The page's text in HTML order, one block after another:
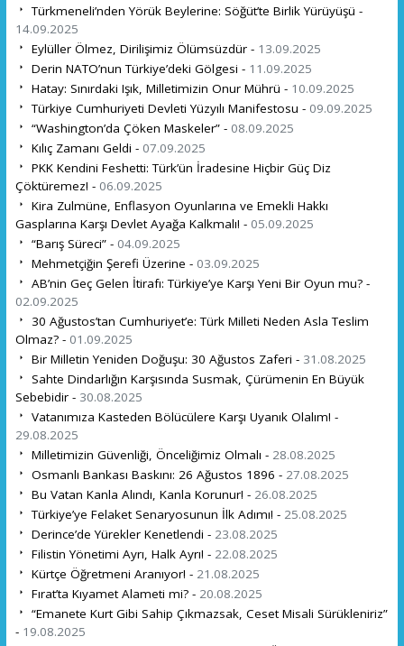
Türkmeneli’nden Yörük Beylerine: Söğüt’te Birlik Yürüyüşü -
14.09.2025
Eylüller Ölmez, Dirilişimiz Ölümsüzdür - 13.09.2025
Derin NATO’nun Türkiye’deki Gölgesi - 11.09.2025
Hatay: Sınırdaki Işık, Milletimizin Onur Mührü - 10.09.2025
Türkiye Cumhuriyeti Devleti Yüzyılı Manifestosu - 09.09.2025
“Washington’da Çöken Maskeler” - 08.09.2025
Kılıç Zamanı Geldi - 07.09.2025
PKK Kendini Feshetti: Türk’ün İradesine Hiçbir Güç Diz
Çöktüremez! - 06.09.2025
Kira Zulmüne, Enflasyon Oyunlarına ve Emekli Hakkı
Gasplarına Karşı Devlet Ayağa Kalkmalı! - 05.09.2025
“Barış Süreci” - 04.09.2025
Mehmetçiğin Şerefi Üzerine - 03.09.2025
AB’nin Geç Gelen İtirafı: Türkiye’ye Karşı Yeni Bir Oyun mu? -
02.09.2025
30 Ağustos’tan Cumhuriyet’e: Türk Milleti Neden Asla Teslim
Olmaz? - 01.09.2025
Bir Milletin Yeniden Doğuşu: 30 Ağustos Zaferi - 31.08.2025
Sahte Dindarlığın Karşısında Susmak, Çürümenin En Büyük
Sebebidir - 30.08.2025
Vatanımıza Kasteden Bölücülere Karşı Uyanık Olalım! -
29.08.2025
Milletimizin Güvenliği, Önceliğimiz Olmalı - 28.08.2025
Osmanlı Bankası Baskını: 26 Ağustos 1896 - 27.08.2025
Bu Vatan Kanla Alındı, Kanla Korunur! - 26.08.2025
Türkiye’ye Felaket Senaryosunun İlk Adımı! - 25.08.2025
Derince’de Yürekler Kenetlendi - 23.08.2025
Filistin Yönetimi Ayrı, Halk Ayrı! - 22.08.2025
Kürtçe Öğretmeni Aranıyor! - 21.08.2025
Fırat’ta Kıyamet Alameti mi? - 20.08.2025
“Emanete Kurt Gibi Sahip Çıkmazsak, Ceset Misali Sürükleniriz”
- 19.08.2025